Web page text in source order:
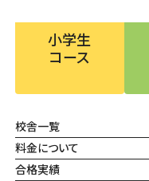
小学生
コース
校舎一覧
料金について
合格実績